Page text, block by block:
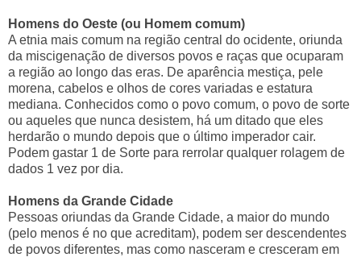
Homens do Oeste (ou Homem comum)
A etnia mais comum na região central do ocidente, oriunda
da miscigenação de diversos povos e raças que ocuparam
a região ao longo das eras. De aparência mestiça, pele
morena, cabelos e olhos de cores variadas e estatura
mediana. Conhecidos como o povo comum, o povo de sorte
ou aqueles que nunca desistem, há um ditado que eles
herdarão o mundo depois que o último imperador cair.
Podem gastar 1 de Sorte para rerrolar qualquer rolagem de
dados 1 vez por dia.
Homens da Grande Cidade
Pessoas oriundas da Grande Cidade, a maior do mundo
(pelo menos é no que acreditam), podem ser descendentes
de povos diferentes, mas como nasceram e cresceram em